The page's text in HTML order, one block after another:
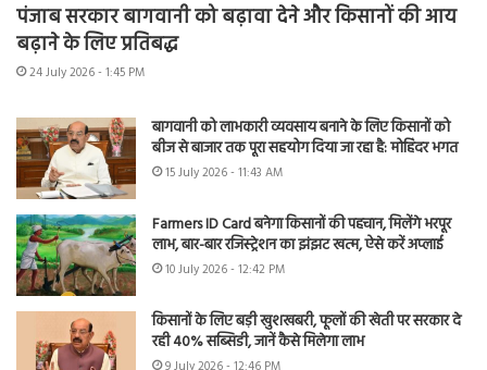
पंजाब सरकार बागवानी को बढ़ावा देने और किसानों की आय
बढ़ाने के लिए प्रतिबद्ध
24 July 2026 - 1:45 PM
बागवानी को लाभकारी व्यवसाय बनाने के लिए किसानों को
बीज से बाजार तक पूरा सहयोग दिया जा रहा है: मोहिंदर भगत
15 July 2026 - 11:43 AM
Farmers ID Card बनेगा किसानों की पहचान, मिलेंगे भरपूर
लाभ, बार-बार रजिस्ट्रेशन का झंझट खत्म, ऐसे करें अप्लाई
10 July 2026 - 12:42 PM
किसानों के लिए बड़ी खुशखबरी, फूलों की खेती पर सरकार दे
रही 40% सब्सिडी, जानें कैसे मिलेगा लाभ